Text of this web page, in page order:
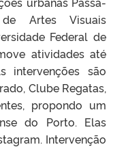
Artes Visuais
Federal de
atividades até
intervenções são
Clube Regatas,
propondo um
do Porto. Elas
Intervenção